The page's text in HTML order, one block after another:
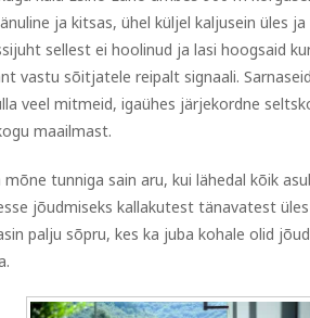
ja kitsas, ühel küljel kaljusein üles ja
sellest ei hoolinud ja lasi hoogsaid
vastu sõitjatele reipalt signaali. Sarnaseid
veel mitmeid, igaühes järjekordne
maailmast.
tunniga sain aru, kui lähedal kõik
jõudmiseks kallakutest tänavatest üles
palju sõpru, kes ka juba kohale olid